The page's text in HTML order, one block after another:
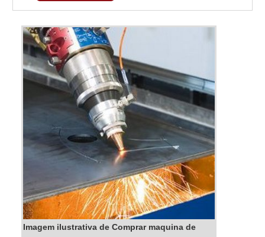
dúvidas.ZINCAGEM PREÇO JUSTO E
ACESSÍVELQuem procura por zincagem preço
acessível em uma empresa que preza pela
segurança, encontra na internet a SN indús...
Imagem ilustrativa de Comprar maquina de